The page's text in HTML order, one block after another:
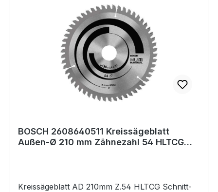
BOSCH 2608640511 Kreissägeblatt
Außen-Ø 210 mm Zähnezahl 54 HLTCG
Kreissägeblatt AD 210mm Z.54 HLTCG Schnitt-